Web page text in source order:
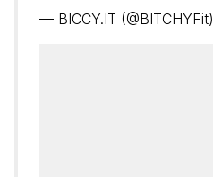
— BICCY.IT (@BITCHYFit)